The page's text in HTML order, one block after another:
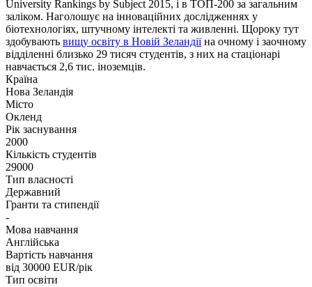
University Rankings by Subject 2015, і в ТОП-200 за загальним
заліком. Наголошує на інноваційних дослідженнях у
біотехнологіях, штучному інтелекті та живленні. Щороку тут
здобувають вищу освіту в Новій Зеландіїна очному і заочному
відділенні близько 29 тисяч студентів, з них на стаціонарі
навчається 2,6 тис. іноземців.
Країна
Нова Зеландія
Місто
Окленд
Рік заснування
2000
Кількість студентів
29000
Тип власності
Державний
Гранти та стипендії
-
Мова навчання
Англійська
Вартість навчання
від 30000 EUR/рік
Тип освіти